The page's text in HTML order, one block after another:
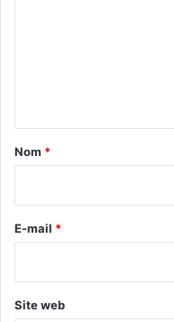
a
e
Nom *
E-mail *
Site web